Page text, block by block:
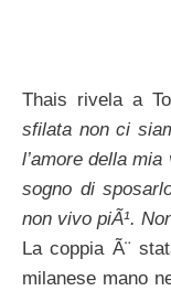
Thais rivela a
sfilata non ci
l’amore della
sogno di
non vivo piÃ¹.
La coppia Ã¨
milanese mano